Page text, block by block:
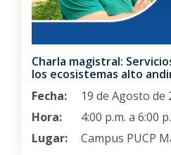
Charla magistral:
los ecosistemas alto
Fecha:
19 de Agosto de
Hora:
4:00 p.m. a 6:00
Lugar:
Campus PUCP